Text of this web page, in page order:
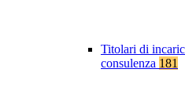
Titolari di
consulenza 181